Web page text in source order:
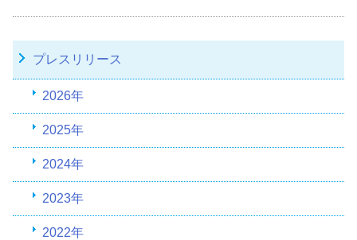
プレスリリース
2026年
2025年
2024年
2023年
2022年